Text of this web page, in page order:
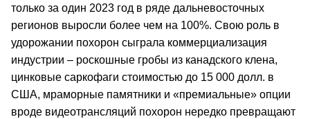
только за один 2023 год в ряде дальневосточных
регионов выросли более чем на 100%. Свою роль в
удорожании похорон сыграла коммерциализация
индустрии – роскошные гробы из канадского клена,
цинковые саркофаги стоимостью до 15 000 долл. в
США, мраморные памятники и «премиальные» опции
вроде видеотрансляций похорон нередко превращают